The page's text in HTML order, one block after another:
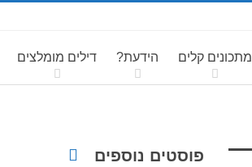
מתכונים קלים הידעת? דילים מומלצים
פוסטים נוספים